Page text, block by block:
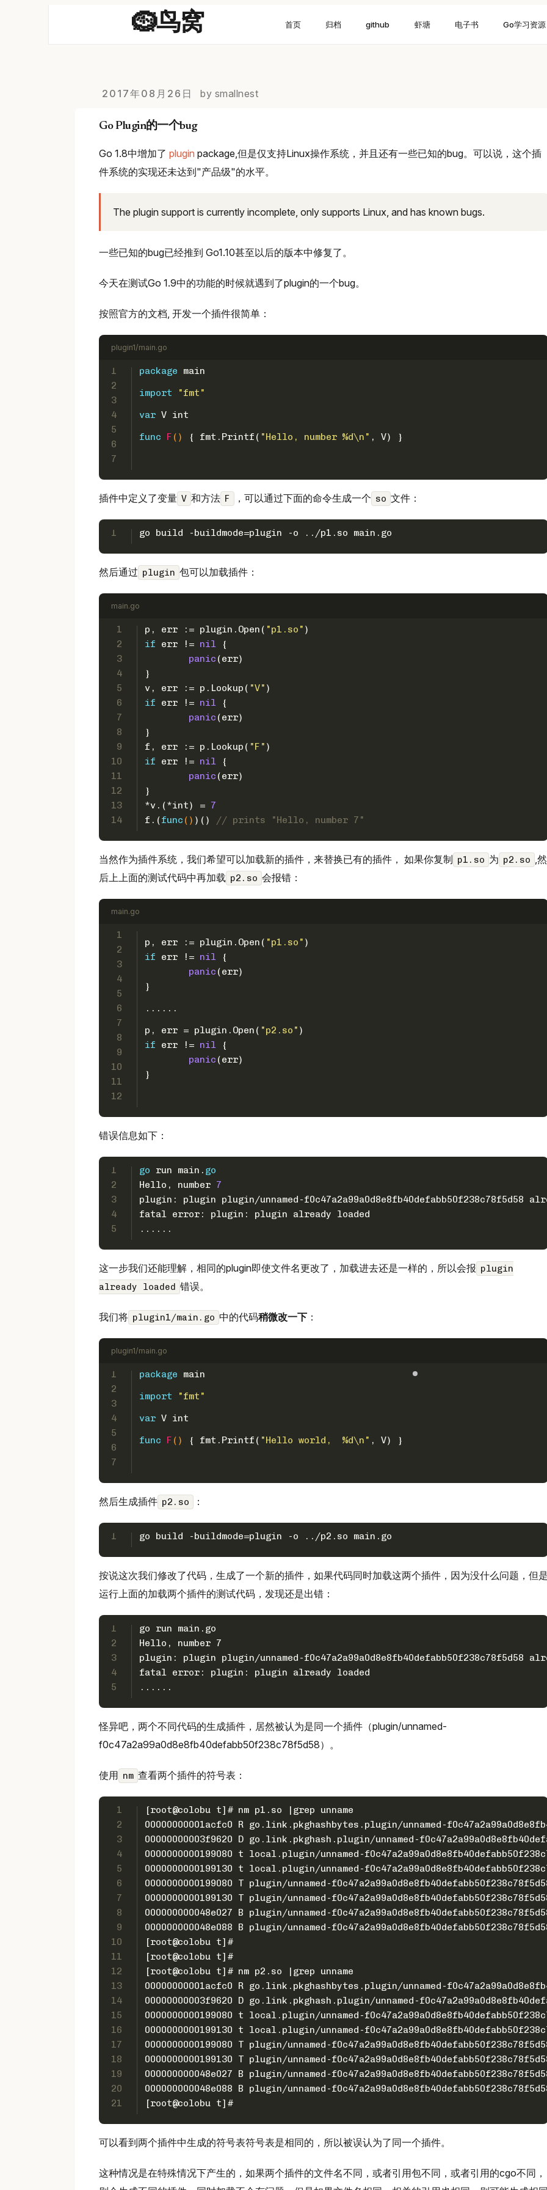
🪹鸟窝 首页 归档 github 虾塘 电子书 Go学习资源
2017年08月26日 by smallnest
Go Plugin的一个bug
Go 1.8中增加了 plugin package,但是仅支持Linux操作系统，并且还有一些已知的bug。可以说，这个插
件系统的实现还未达到"产品级"的水平。
The plugin support is currently incomplete, only supports Linux, and has known bugs.
一些已知的bug已经推到 Go1.10甚至以后的版本中修复了。
今天在测试Go 1.9中的功能的时候就遇到了plugin的一个bug。
按照官方的文档, 开发一个插件很简单：
plugin1/main.go
1
2
3
4
5
6
7
package main
import
"fmt"
var V int
func
F () { fmt.Printf( "Hello, number %d\n" , V) }
插件中定义了变量 V 和方法 F ，可以通过下面的命令生成一个 so 文件：
1 go build -buildmode=plugin -o ../p1.so main.go
然后通过 plugin 包可以加载插件：
main.go
1
2
3
4
5
6
7
8
9
10
11
12
13
14
p, err := plugin.Open( "p1.so" )
if err != nil {
panic (err)
}
v, err := p.Lookup( "V" )
if err != nil {
panic (err)
}
f, err := p.Lookup( "F" )
if err != nil {
panic (err)
}
*v.(*int) = 7
f.(func () )() // prints "Hello, number 7"
当然作为插件系统，我们希望可以加载新的插件，来替换已有的插件， 如果你复制 p1.so 为 p2.so
,然
后上上面的测试代码中再加载 p2.so 会报错：
main.go
1
2
3
4
5
6
7
8
9
10
11
12
p, err := plugin.Open( "p1.so" )
if err != nil {
panic (err)
}
......
p, err = plugin.Open( "p2.so" )
if err != nil {
panic (err)
}
错误信息如下：
1
2
3
4
5
go run main. go
Hello, number 7
plugin: plugin plugin/unnamed-f0c47a2a99a0d8e8fb40defabb50f238c78f5d58
fatal error : plugin: plugin already loaded
......
这一步我们还能理解，相同的plugin即使文件名更改了，加载进去还是一样的，所以会报 plugin
already loaded 错误。
我们将 plugin1/main.go 中的代码稍微改一下 ：
plugin1/main.go
1
2
3
4
5
6
7
package main
import
"fmt"
var V int
func
F () { fmt.Printf( "Hello world,  %d\n" , V) }
然后生成插件 p2.so ：
1 go build -buildmode=plugin -o ../p2.so main.go
按说这次我们修改了代码，生成了一个新的插件，如果代码同时加载这两个插件，因为没什么问题，但
运行上面的加载两个插件的测试代码，发现还是出错：
1
2
3
4
5
go run main.go
Hello, number 7
plugin: plugin plugin/unnamed-f0c47a2a99a0d8e8fb40defabb50f238c78f5d58
fatal error: plugin: plugin already loaded
......
怪异吧，两个不同代码的生成插件，居然被认为是同一个插件（plugin/unnamed-
f0c47a2a99a0d8e8fb40defabb50f238c78f5d58）。
使用 nm 查看两个插件的符号表：
1
2
3
4
5
6
7
8
9
10
11
12
13
14
15
16
17
18
19
20
21
[root@colobu t]# nm p1.so |grep unname
00000000001acfc0 R go.link.pkghashbytes.plugin/unnamed-
00000000003f9620 D go.link.pkghash.plugin/unnamed-
0000000000199080 t local.plugin/unnamed-
0000000000199130 t local.plugin/unnamed-
0000000000199080 T plugin/unnamed-
0000000000199130 T plugin/unnamed-
000000000048e027 B plugin/unnamed-
000000000048e088 B plugin/unnamed-
[root@colobu t]#
[root@colobu t]#
[root@colobu t]# nm p2.so |grep unname
00000000001acfc0 R go.link.pkghashbytes.plugin/unnamed-
00000000003f9620 D go.link.pkghash.plugin/unnamed-
0000000000199080 t local.plugin/unnamed-
0000000000199130 t local.plugin/unnamed-
0000000000199080 T plugin/unnamed-
0000000000199130 T plugin/unnamed-
000000000048e027 B plugin/unnamed-
000000000048e088 B plugin/unnamed-
[root@colobu t]#
可以看到两个插件中生成的符号表符号表是相同的，所以被误认为了同一个插件。
这种情况是在特殊情况下产生的，如果两个插件的文件名不同，或者引用包不同，或者引用的cgo不同，